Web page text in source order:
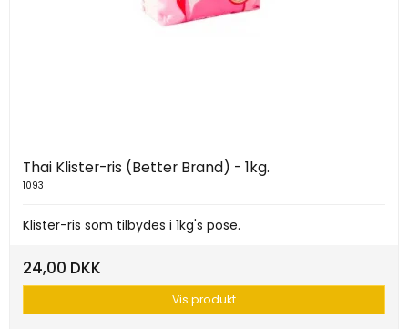
Thai Klister-ris (Better Brand) - 1kg.
1093
Klister-ris som tilbydes i 1kg's pose.
24,00 DKK
Vis produkt